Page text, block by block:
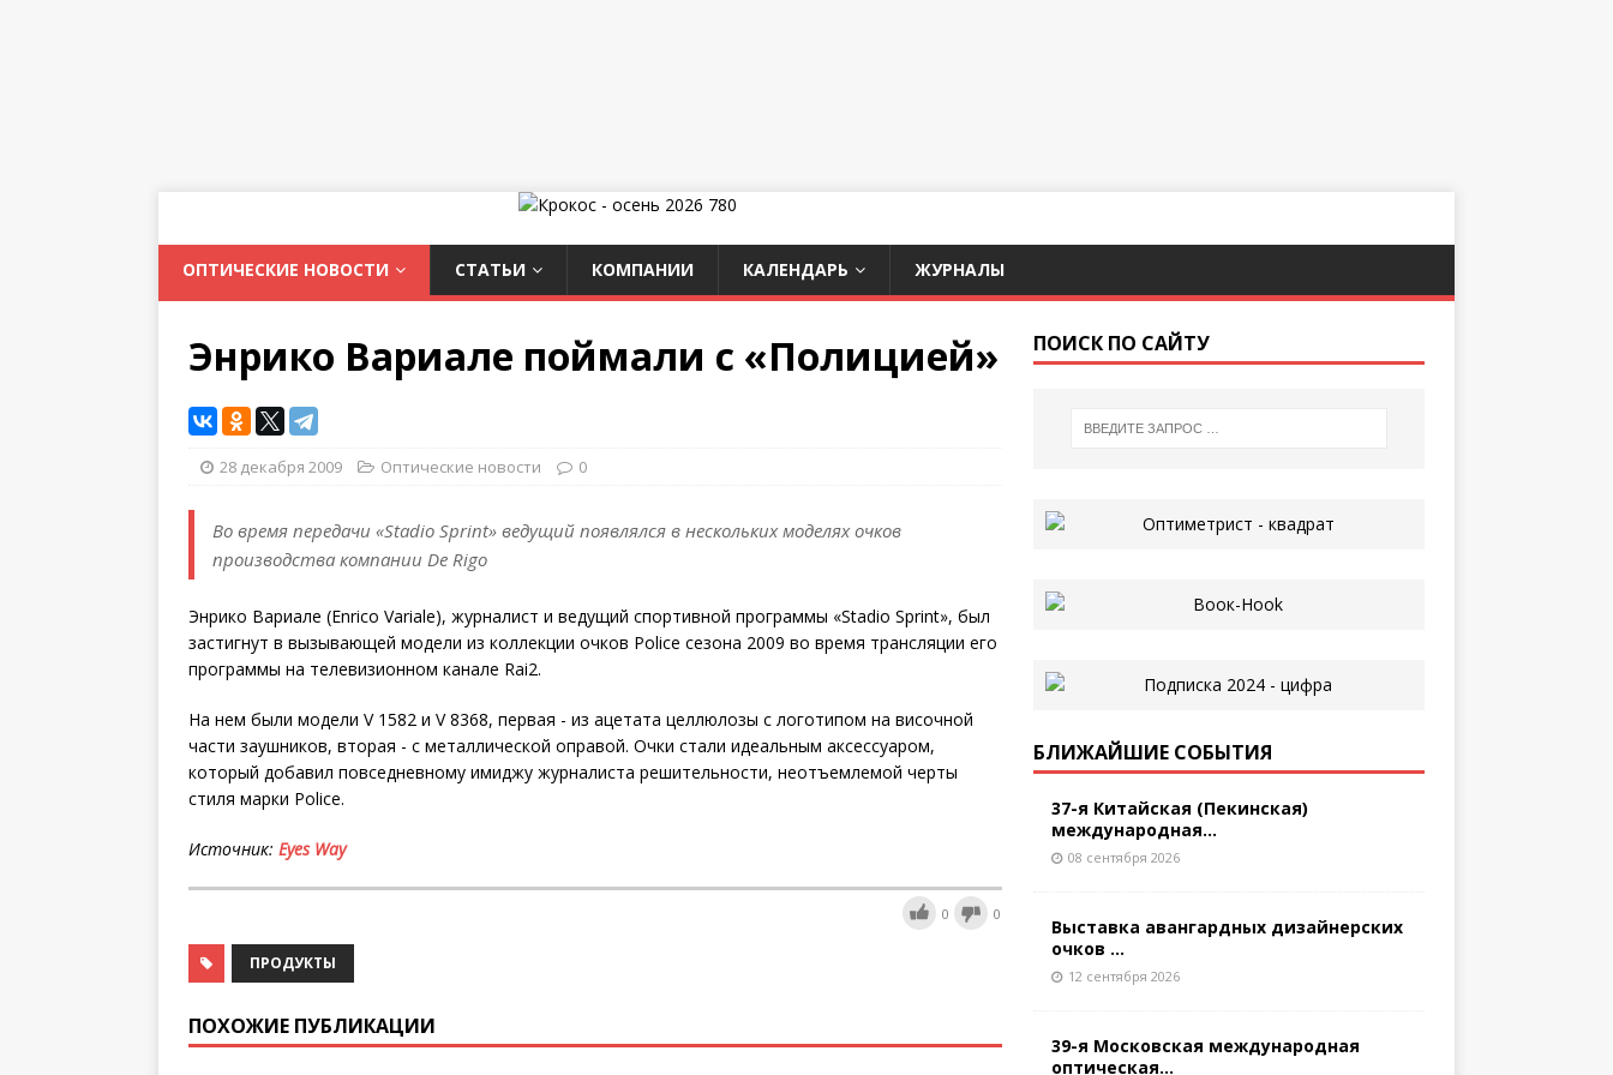
ОПТИЧЕСКИЕ НОВОСТИ СТАТЬИ КОМПАНИИ КАЛЕНДАРЬ ЖУРНАЛЫ
Энрико Вариале поймали с «Полицией»
28 декабря 2009 Оптические новости 0
Во время передачи «Stadio Sprint» ведущий появлялся в нескольких моделях очков
производства компании De Rigo
Энрико Вариале (Enrico Variale), журналист и ведущий спортивной программы «Stadio Sprint», был
застигнут в вызывающей модели из коллекции очков Police сезона 2009 во время трансляции его
программы на телевизионном канале Rai2.
На нем были модели V 1582 и V 8368, первая - из ацетата целлюлозы с логотипом на височной
части заушников, вторая - с металлической оправой. Очки стали идеальным аксессуаром,
который добавил повседневному имиджу журналиста решительности, неотъемлемой черты
стиля марки Police.
Источник: Eyes Way
0 0
ПРОДУКТЫ
ПОХОЖИЕ ПУБЛИКАЦИИ
ПОИСК ПО САЙТУ
БЛИЖАЙШИЕ СОБЫТИЯ
37-я Китайская (Пекинская)
международная...
08 сентября 2026
Выставка авангардных дизайнерских
очков ...
12 сентября 2026
39-я Московская международная
оптическая...